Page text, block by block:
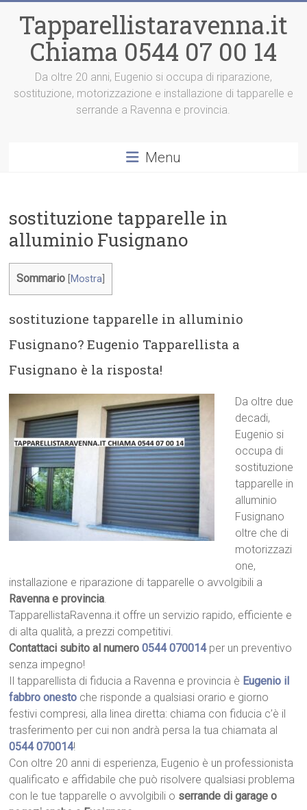
contenuto
Tapparellistaravenna.it
Chiama 0544 07 00 14
Da oltre 20 anni, Eugenio si occupa di riparazione,
sostituzione, motorizzazione e installazione di tapparelle e
serrande a Ravenna e provincia.
Menu
sostituzione tapparelle in
alluminio Fusignano
Sommario Mostra
sostituzione tapparelle in alluminio
Fusignano? Eugenio Tapparellista a
Fusignano è la risposta!
Da oltre due
decadi,
Eugenio si
occupa di
sostituzione
tapparelle in
alluminio
Fusignano
oltre che di
motorizzazi
one,
installazione e riparazione di tapparelle o avvolgibili a
Ravenna e provincia.
TapparellistaRavenna.it offre un servizio rapido, efficiente e
di alta qualità, a prezzi competitivi.
Contattaci subito al numero0544 070014per un preventivo
senza impegno!
Il tapparellista di fiducia a Ravenna e provincia è Eugenio il
fabbro onesto che risponde a qualsiasi orario e giorno
festivi compresi, alla linea diretta: chiama con fiducia c’è il
trasferimento per cui non andrà persa la tua chiamata al
0544 070014!
Con oltre 20 anni di esperienza, Eugenio è un professionista
qualificato e affidabile che può risolvere qualsiasi problema
con le tue tapparelle o avvolgibili o serrande di garage o